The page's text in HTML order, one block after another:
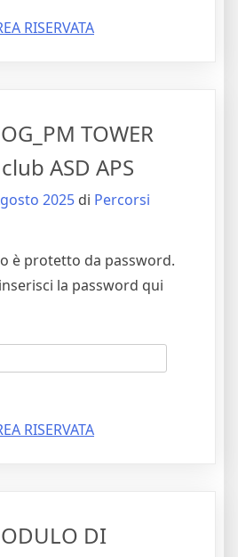
RISERVATA
TOWER
ASD APS
2025 di Percorsi
è protetto da password.
la password qui
RISERVATA
DI